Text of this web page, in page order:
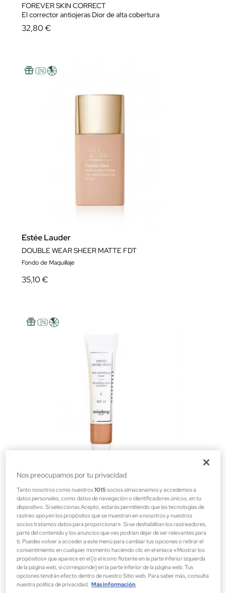
FOREVER SKIN CORRECT
El corrector antiojeras Dior de alta cobertura
32,80 €
Estée Lauder
DOUBLE WEAR SHEER MATTE FDT
Fondo de Maquillaje
35,10 €
Sisley
Phyto Hydra Teint 40 ml
Cremas BB & CC
79,10 €
Nos preocupamos por tu privacidad
Tanto nosotros como nuestros1015 socios almacenamos y accedemos a
datos personales, como datos de navegación o identificadores únicos, en tu
dispositivo. Si seleccionas Acepto, estarás permitiendo que las tecnologías de
rastreo apoyen los propósitos que se muestran en «nosotros y nuestros
socios tratamos datos para proporcionar». Si se deshabilitan los rastreadores,
parte del contenido y los anuncios que ves podrían dejar de ser relevantes para
ti. Puedes volver a acceder a este menú para cambiar tus opciones o retirar el
consentimiento en cualquier momento haciendo clic en el enlace «Mostrar los
propósitos» que aparece en el [o el ícono flotante en la parte inferior izquierda
de la página web, si corresponde] en la parte inferior de la página web. Tus
opciones tendrán efecto dentro de nuestro Sitio web. Para saber más, consulta
nuestra política de privacidad. Más información